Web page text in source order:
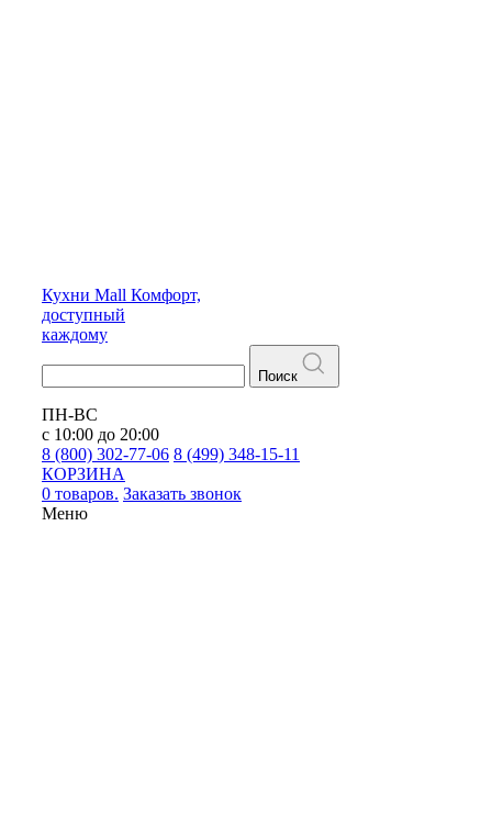
Кухни Mall Комфорт,
доступный
каждому
Поиск
ПН-ВС
с 10:00 до 20:00
8 (800) 302-77-06 8 (499) 348-15-11
КОРЗИНА
0 товаров. Заказать звонок
Меню